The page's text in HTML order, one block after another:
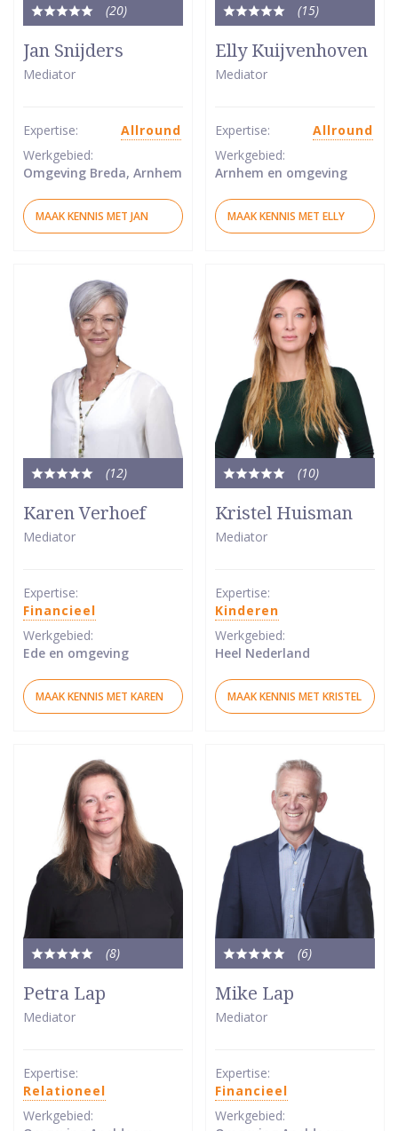
(20)
Totale
waardering:
5
van
Jan Snijders
Mediator
Expertise:
Allround
Werkgebied:
Omgeving Breda, Arnhem
MAAK KENNIS MET JAN
(15)
Totale
waardering:
5
van
Elly Kuijvenhoven
Mediator
Expertise:
Allround
Werkgebied:
Arnhem en omgeving
MAAK KENNIS MET ELLY
(12)
Totale
5
van
Karen Verhoef
Mediator
Expertise:
Financieel
Werkgebied:
Ede en omgeving
MAAK KENNIS MET KAREN
(10)
Totale
5
van
Kristel Huisman
Mediator
Expertise:
Kinderen
Werkgebied:
Heel Nederland
MAAK KENNIS MET KRISTEL
(8)
Totale
5
van
Petra Lap
Mediator
Expertise:
Relationeel
Werkgebied:
(6)
Totale
5
van
Mike Lap
Mediator
Expertise:
Financieel
Werkgebied: